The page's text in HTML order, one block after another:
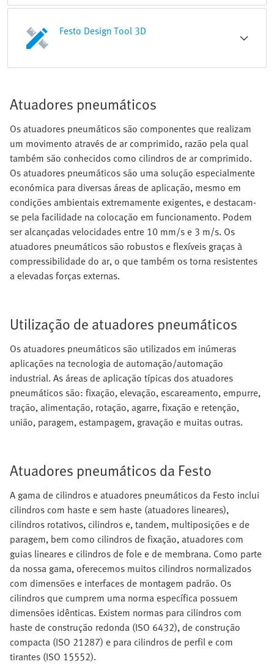
Festo Design Tool 3D
Atuadores pneumáticos
Os atuadores pneumáticos são componentes que realizam
um movimento através de ar comprimido, razão pela qual
também são conhecidos como cilindros de ar comprimido.
Os atuadores pneumáticos são uma solução especialmente
económica para diversas áreas de aplicação, mesmo em
condições ambientais extremamente exigentes, e destacam-
se pela facilidade na colocação em funcionamento. Podem
ser alcançadas velocidades entre 10 mm/s e 3 m/s. Os
atuadores pneumáticos são robustos e flexíveis graças à
compressibilidade do ar, o que também os torna resistentes
a elevadas forças externas.
Utilização de atuadores pneumáticos
Os atuadores pneumáticos são utilizados em inúmeras
aplicações na tecnologia de automação/automação
industrial. As áreas de aplicação típicas dos atuadores
pneumáticos são: fixação, elevação, escareamento, empurre,
tração, alimentação, rotação, agarre, fixação e retenção,
união, paragem, estampagem, gravação e muitas outras.
Atuadores pneumáticos da Festo
A gama de cilindros e atuadores pneumáticos da Festo inclui
cilindros com haste e sem haste (atuadores lineares),
cilindros rotativos, cilindros e, tandem, multiposições e de
paragem, bem como cilindros de fixação, atuadores com
guias lineares e cilindros de fole e de membrana. Como parte
da nossa gama, oferecemos muitos cilindros normalizados
com dimensões e interfaces de montagem padrão. Os
cilindros que cumprem uma norma específica possuem
dimensões idênticas. Existem normas para cilindros com
haste de construção redonda (ISO 6432), de construção
compacta (ISO 21287) e para cilindros de perfil e com
tirantes (ISO 15552).